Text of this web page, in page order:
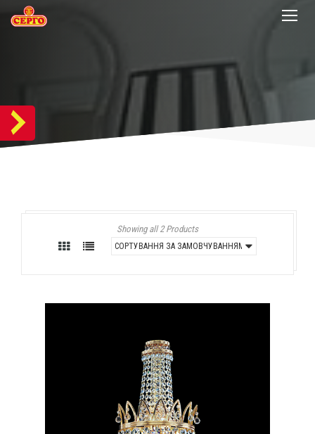
Showing all 2 Products